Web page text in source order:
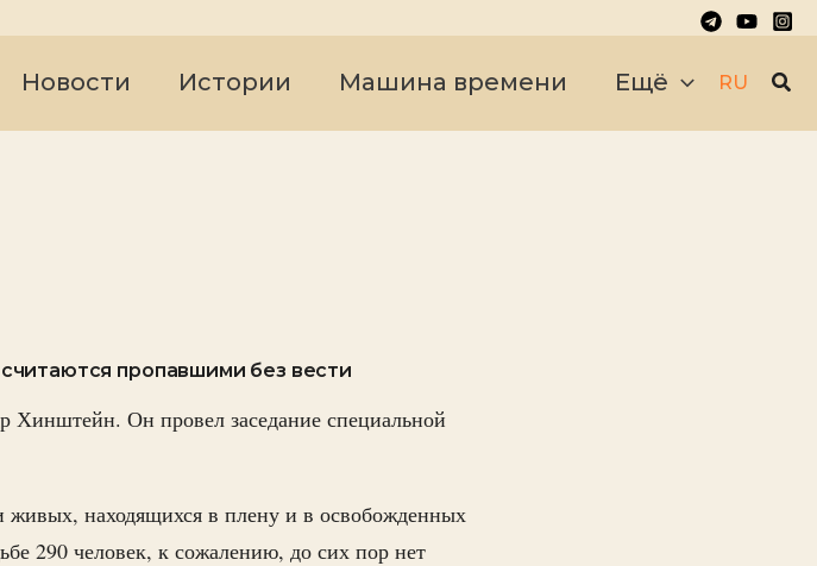
Новости Истории Машина времени Ещё RU
пропавшими без вести
Он провел заседание специальной
находящихся в плену и в освобожденных
290 человек, к сожалению, до сих пор нет